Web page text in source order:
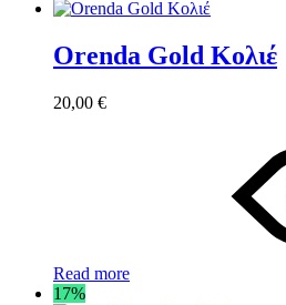
Orenda Gold Κολιέ
20,00 €
Read more
17%